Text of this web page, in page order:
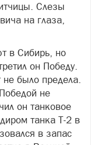
Слезы
на глаза,
в Сибирь, но
он Победу.
было предела.
не
он танковое
танка Т-2 в
в запас